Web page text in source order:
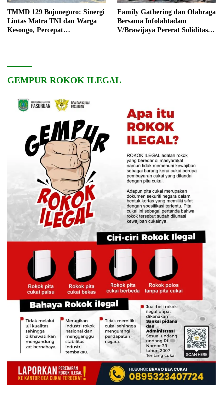
TMMD 129 Bojonegoro: Sinergi
Lintas Matra TNI dan Warga
Kesongo, Percepat
Family Gathering dan Olahraga
Bersama Infolahtadam
V/Brawijaya Pererat Soliditas
GEMPUR ROKOK ILEGAL